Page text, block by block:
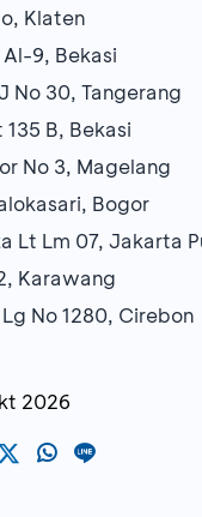
Klaten
9, Bekasi
No 30, Tangerang
B, Bekasi
No 3, Magelang
Bogor
Lt Lm 07, Jakarta
Karawang
No 1280, Cirebon
2026